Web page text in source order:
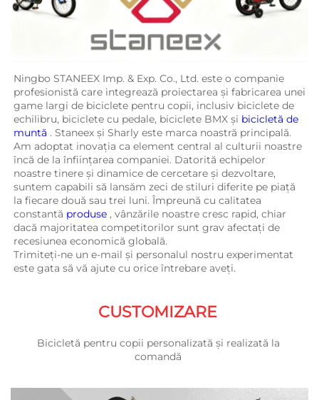
Ningbo STANEEX Imp. & Exp. Co., Ltd. este o companie
profesionistă care integrează proiectarea și fabricarea unei
game largi de biciclete pentru copii, inclusiv biciclete de
echilibru, biciclete cu pedale, biciclete BMX și bicicletă de
muntă . Staneex și Sharly este marca noastră principală.
Am adoptat inovația ca element central al culturii noastre
încă de la înființarea companiei. Datorită echipelor
noastre tinere și dinamice de cercetare și dezvoltare,
suntem capabili să lansăm zeci de stiluri diferite pe piață
la fiecare două sau trei luni. Împreună cu calitatea
constantă produse , vânzările noastre cresc rapid, chiar
dacă majoritatea competitorilor sunt grav afectați de
recesiunea economică globală.
Trimiteți-ne un e-mail și personalul nostru experimentat
este gata să vă ajute cu orice întrebare aveți.
CUSTOMIZARE
Bicicletă pentru copii personalizată și realizată la
comandă